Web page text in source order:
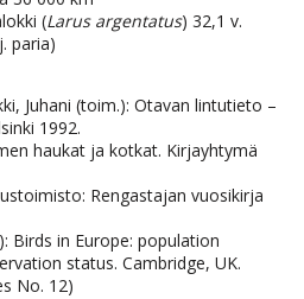
(Larus argentatus) 32,1 v.
paria)
Juhani (toim.): Otavan lintutieto –
1992.
haukat ja kotkat. Kirjayhtymä
Rengastajan vuosikirja
Birds in Europe: population
status. Cambridge, UK.
No. 12)